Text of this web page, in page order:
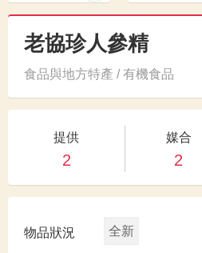
老協珍人參精
食品與地方特產 / 有機食品
提供
2
媒合
2
物品狀況 全新